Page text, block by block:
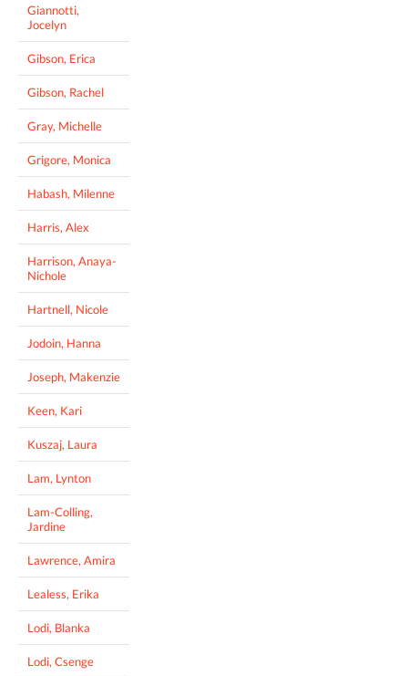
Giannotti,
Jocelyn
Gibson, Erica
Gibson, Rachel
Gray, Michelle
Grigore, Monica
Habash, Milenne
Harris, Alex
Harrison, Anaya-
Nichole
Hartnell, Nicole
Jodoin, Hanna
Joseph, Makenzie
Keen, Kari
Kuszaj, Laura
Lam, Lynton
Lam-Colling,
Jardine
Lawrence, Amira
Lealess, Erika
Lodi, Blanka
Lodi, Csenge